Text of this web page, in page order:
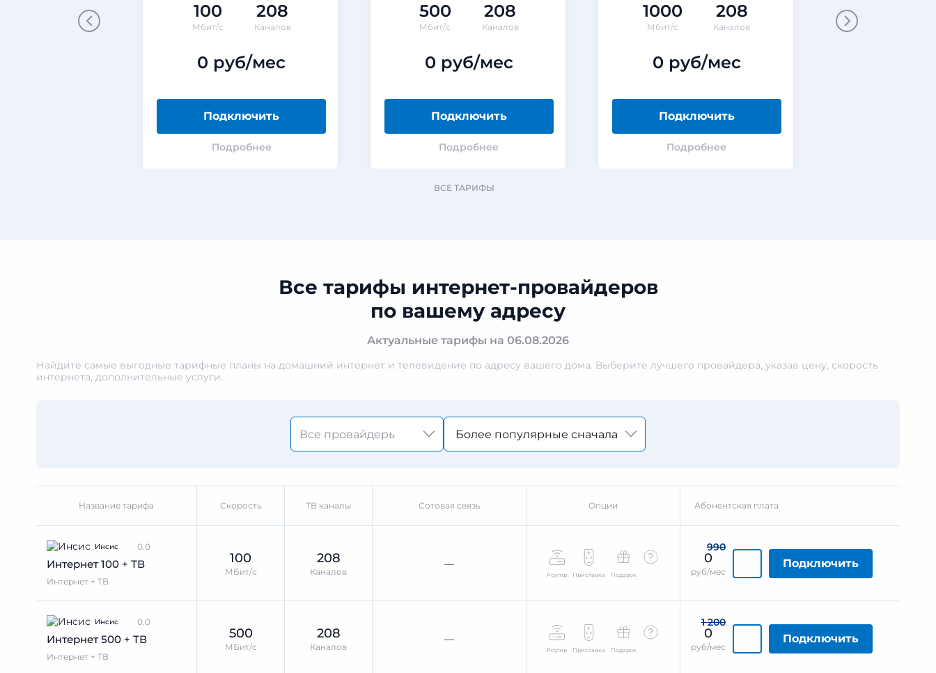
100
Мбит/с
208
Каналов
0 руб/мес
Подключить
Подробнее
500
Мбит/с
208
Каналов
0 руб/мес
Подключить
Подробнее
1000
Мбит/с
208
Каналов
0 руб/мес
Подключить
Подробнее
ВСЕ ТАРИФЫ
Все тарифы интернет-провайдеров
по вашему адресу
Актуальные тарифы на 06.08.2026
Найдите самые выгодные тарифные планы на домашний интернет и телевидение по адресу вашего дома. Выберите лучшего провайдера, указав цену, скорость
интернета, дополнительные услуги.
Более популярные сначала
Название тарифа Скорость ТВ каналы Сотовая связь Опции Абонентская плата
Инсис 0.0
Интернет 100 + ТВ
Интернет + ТВ
100
МБит/с
208
Каналов
—
Роутер Приставка Подарок
990
0
руб/мес
Подключить
Инсис 0.0
Интернет 500 + ТВ
Интернет + ТВ
500
МБит/с
208
Каналов
—
Роутер Приставка Подарок
1 200
0
руб/мес
Подключить